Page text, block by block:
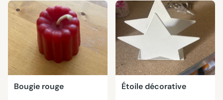
Bougie rouge Étoile décorative